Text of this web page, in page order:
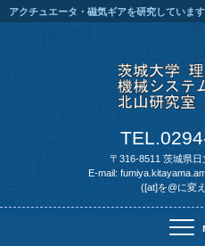
アクチュエータ・磁気ギアを研究しています
〒316-8511 茨城県
E-mail:
([at]を@に変